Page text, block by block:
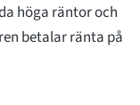
höga räntor och
betalar ränta på